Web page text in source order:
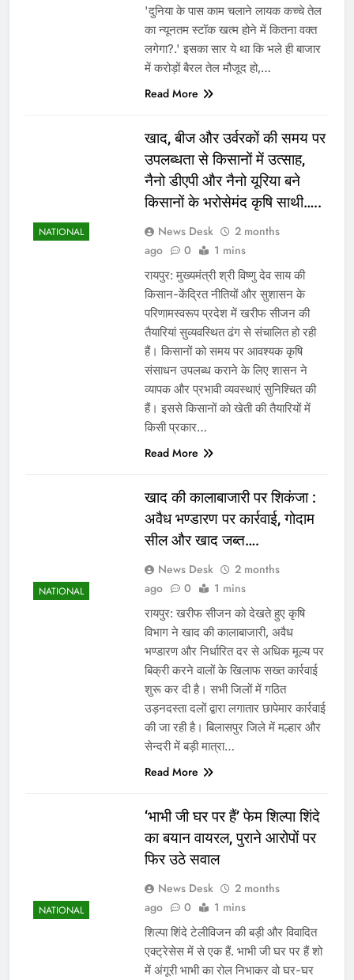
'दुनिया के पास काम चलाने लायक कच्चे तेल
का न्यूनतम स्टॉक खत्म होने में कितना वक्त
लगेगा?.' इसका सार ये था कि भले ही बाजार
में करोड़ों बैरल तेल मौजूद हो,…
Read More
NATIONAL
खाद, बीज और उर्वरकों की समय पर
उपलब्धता से किसानों में उत्साह,
नैनो डीएपी और नैनो यूरिया बने
किसानों के भरोसेमंद कृषि साथी…..
News Desk
2 months
ago
0 1 mins
रायपुर: मुख्यमंत्री श्री विष्णु देव साय की
किसान-केंद्रित नीतियों और सुशासन के
परिणामस्वरूप प्रदेश में खरीफ सीजन की
तैयारियां सुव्यवस्थित ढंग से संचालित हो रही
हैं। किसानों को समय पर आवश्यक कृषि
संसाधन उपलब्ध कराने के लिए शासन ने
व्यापक और प्रभावी व्यवस्थाएं सुनिश्चित की
हैं। इससे किसानों को खेती की तैयारियों में
किसी प्रकार…
Read More
NATIONAL
खाद की कालाबाजारी पर शिकंजा :
अवैध भण्डारण पर कार्रवाई, गोदाम
सील और खाद जब्त….
News Desk
2 months
ago
0 1 mins
रायपुर: खरीफ सीजन को देखते हुए कृषि
विभाग ने खाद की कालाबाजारी, अवैध
भण्डारण और निर्धारित दर से अधिक मूल्य पर
बिक्री करने वालों के खिलाफ सख्त कार्रवाई
शुरू कर दी है। सभी जिलों में गठित
उड़नदस्ता दलों द्वारा लगातार छापेमार कार्रवाई
की जा रही है। बिलासपुर जिले में मल्हार और
सेन्दरी में बड़ी मात्रा…
Read More
NATIONAL
‘भाभी जी घर पर हैं’ फेम शिल्पा शिंदे
का बयान वायरल, पुराने आरोपों पर
फिर उठे सवाल
News Desk
2 months
ago
0 1 mins
शिल्पा शिंदे टेलीविजन की बड़ी और विवादित
एक्ट्रेसेस में से एक हैं. भाभी जी घर पर हैं शो
में अंगूरी भाभी का रोल निभाकर वो घर-घर